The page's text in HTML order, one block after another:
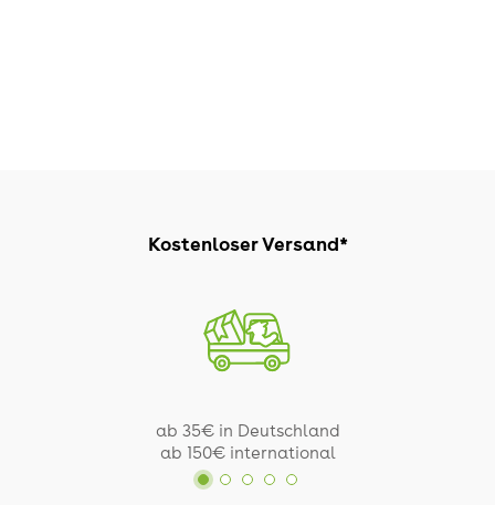
Kostenloser Versand*
ab 35€ in Deutschland
ab 150€ international